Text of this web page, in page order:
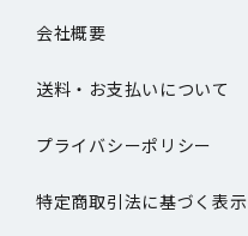
会社概要
送料・お支払いについて
プライバシーポリシー
特定商取引法に基づく表示